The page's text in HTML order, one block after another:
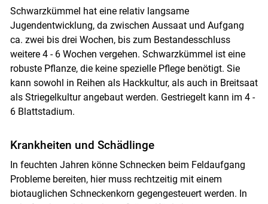
Schwarzkümmel hat eine relativ langsame
Jugendentwicklung, da zwischen Aussaat und Aufgang
ca. zwei bis drei Wochen, bis zum Bestandesschluss
weitere 4 - 6 Wochen vergehen. Schwarzkümmel ist eine
robuste Pflanze, die keine spezielle Pflege benötigt. Sie
kann sowohl in Reihen als Hackkultur, als auch in Breitsaat
als Striegelkultur angebaut werden. Gestriegelt kann im 4 -
6 Blattstadium.
Krankheiten und Schädlinge
In feuchten Jahren könne Schnecken beim Feldaufgang
Probleme bereiten, hier muss rechtzeitig mit einem
biotauglichen Schneckenkorn gegengesteuert werden. In